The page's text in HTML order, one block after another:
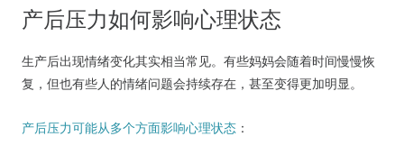
产后压力如何影响心理状态
生产后出现情绪变化其实相当常见。有些妈妈会随着时间慢慢恢
复，但也有些人的情绪问题会持续存在，甚至变得更加明显。
产后压力可能从多个方面影响心理状态 ：